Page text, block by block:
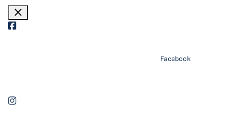
close
Facebook